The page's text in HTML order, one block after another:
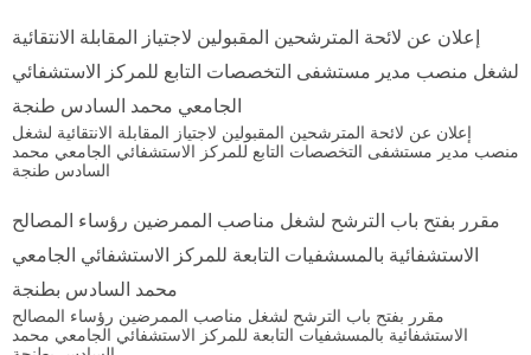
إعلان عن لائحة المترشحين المقبولين لاجتياز المقابلة الانتقائية
لشغل منصب مدير مستشفى التخصصات التابع للمركز الاستشفائي
الجامعي محمد السادس طنجة
إعلان عن لائحة المترشحين المقبولين لاجتياز المقابلة الانتقائية لشغل
منصب مدير مستشفى التخصصات التابع للمركز الاستشفائي الجامعي محمد
السادس طنجة
مقرر بفتح باب الترشح لشغل مناصب الممرضين رؤساء المصالح
الاستشفائية بالمسشفيات التابعة للمركز الاستشفائي الجامعي
محمد السادس بطنجة
مقرر بفتح باب الترشح لشغل مناصب الممرضين رؤساء المصالح
الاستشفائية بالمسشفيات التابعة للمركز الاستشفائي الجامعي محمد